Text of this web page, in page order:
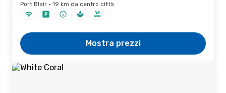
Port Blair · 19 km da centro città
Mostra prezzi